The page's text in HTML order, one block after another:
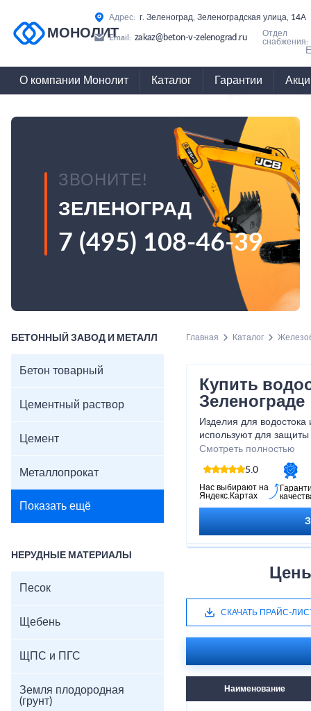
МОНОЛИТ
Адрес: г. Зеленоград, Зеленоградская улица, 14А
Email: zakaz@beton-v-zelenograd.ru
Отдел
снабжения:
О компании Монолит Каталог Гарантии
ЗВОНИТЕ!
ЗЕЛЕНОГРАД
7 (495) 108-46-39
БЕТОННЫЙ ЗАВОД И МЕТАЛЛ
Бетон товарный
Цементный раствор
Цемент
Металлопрокат
Показать ещё
НЕРУДНЫЕ МАТЕРИАЛЫ
Песок
Щебень
ЩПС и ПГС
Земля плодородная
(грунт)
Главная Каталог
Купить
Зеленограде
Изделия для водостока
используют для
воды. Наша компания
бетонные лотки в
доставкой по
Смотреть полностью
5.0
Нас выбирают на
Яндекс.Картах
СКАЧАТЬ ПРАЙС-
Наименование